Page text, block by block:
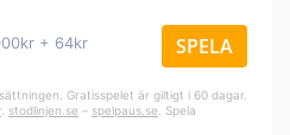
+ 64kr
SPELA
Gratisspelet är giltigt i 60 dagar.
stodlinjen.se – spelpaus.se . Spela